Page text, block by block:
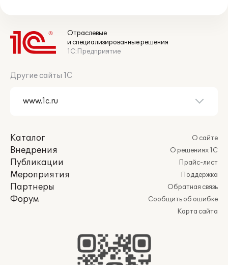
Отраслевые
и специализированные решения
1С:Предприятие
Другие сайты 1С
Каталог
Внедрения
Публикации
Мероприятия
Партнеры
Форум
О сайте
О решениях 1С
Прайс-лист
Поддержка
Обратная связь
Сообщить об ошибке
Карта сайта